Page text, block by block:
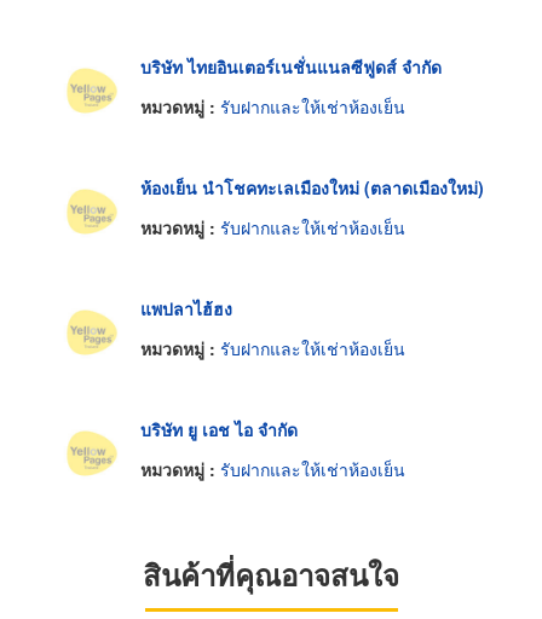
บริษัท ไทยอินเตอร์เนชั่นแนลซีฟูดส์ จำกัด
หมวดหมู่ : รับฝากและให้เช่าห้องเย็น
ห้องเย็น นำโชคทะเลเมืองใหม่ (ตลาดเมืองใหม่)
หมวดหมู่ : รับฝากและให้เช่าห้องเย็น
แพปลาไฮ้ฮง
หมวดหมู่ : รับฝากและให้เช่าห้องเย็น
บริษัท ยู เอช ไอ จำกัด
หมวดหมู่ : รับฝากและให้เช่าห้องเย็น
สินค้าที่คุณอาจสนใจ